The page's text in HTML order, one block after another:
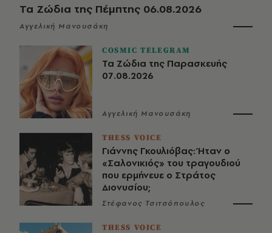
Τα Ζώδια της Πέμπτης 06.08.2026
Αγγελική Μανουσάκη
COSMIC TELEGRAM
Τα Ζώδια της Παρασκευής
07.08.2026
Αγγελική Μανουσάκη
THESS VOICE
Γιάννης Γκουλιόβας: Ήταν ο
«Σαλονικιός» του τραγουδιού
που ερμήνευε ο Στράτος
Διονυσίου;
Στέφανος Τσιτσόπουλος
THESS VOICE